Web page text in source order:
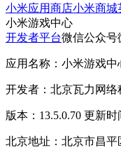
小米应用商店小米商城
小米游戏中心
开发者平台微信公众号
应用名称：小米游戏中
开发者：北京瓦力网络
版本：13.5.0.70 更新时
北京地址：北京市昌平